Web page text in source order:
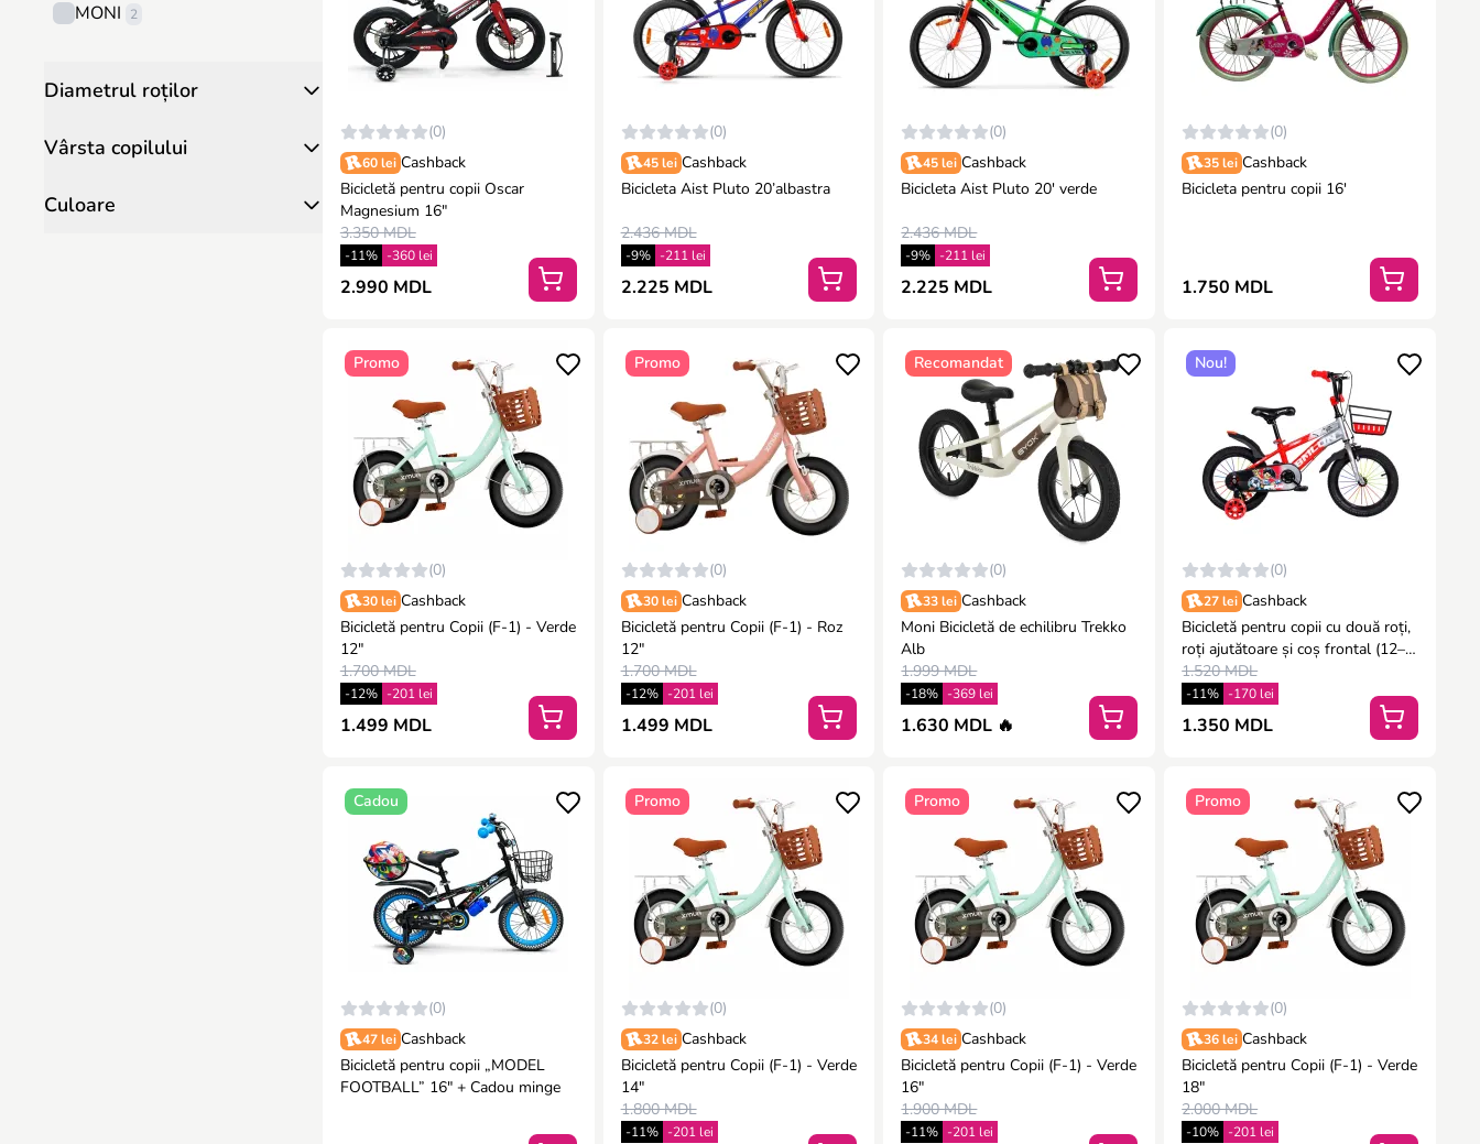
MONI 2
Diametrul roților
Vârsta copilului
Culoare
(0)
60 lei Cashback
Bicicletă pentru copii Oscar
Magnesium 16"
3.350 MDL
-11% -360 lei
2.990 MDL
(0)
45 lei Cashback
Bicicleta Aist Pluto 20’albastra
2.436 MDL
-9% -211 lei
2.225 MDL
(0)
45 lei Cashback
Bicicleta Aist Pluto 20′ verde
2.436 MDL
-9% -211 lei
2.225 MDL
(0)
35 lei Cashback
Bicicleta pentru copii 16′
1.750 MDL
Promo
(0)
30 lei Cashback
Bicicletă pentru Copii (F-1) - Verde
12"
1.700 MDL
-12% -201 lei
1.499 MDL
Promo
(0)
30 lei Cashback
Bicicletă pentru Copii (F-1) - Roz
12"
1.700 MDL
-12% -201 lei
1.499 MDL
Recomandat
(0)
33 lei Cashback
Moni Bicicletă de echilibru Trekko
Alb
1.999 MDL
-18% -369 lei
1.630 MDL 🔥
Nou!
(0)
27 lei Cashback
Bicicletă pentru copii cu două roți,
roți ajutătoare și coș frontal (12–
20")
1.520 MDL
-11% -170 lei
1.350 MDL
Cadou
(0)
47 lei Cashback
Bicicletă pentru copii „MODEL
FOOTBALL” 16" + Cadou minge
Promo
(0)
32 lei Cashback
Bicicletă pentru Copii (F-1) - Verde
14"
1.800 MDL
-11% -201 lei
Promo
(0)
34 lei Cashback
Bicicletă pentru Copii (F-1) - Verde
16"
1.900 MDL
-11% -201 lei
Promo
(0)
36 lei Cashback
Bicicletă pentru Copii (F-1) - Verde
18"
2.000 MDL
-10% -201 lei